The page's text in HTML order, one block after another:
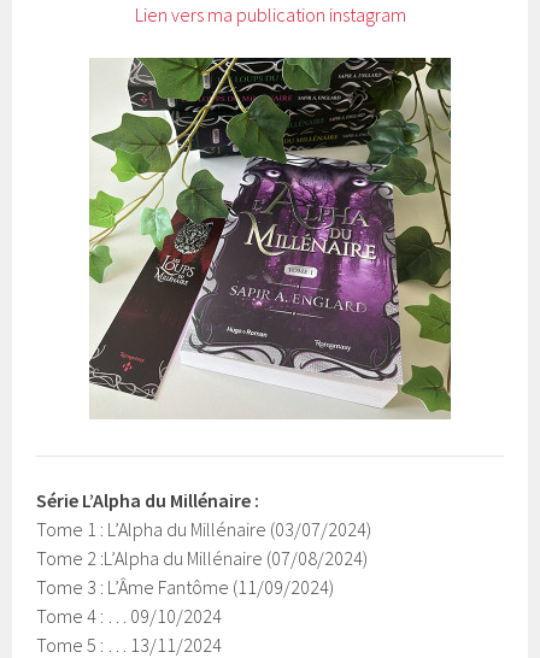
Lien vers ma publication instagram
Série L’Alpha du Millénaire :
Tome 1 : L’Alpha du Millénaire (03/07/2024)
Tome 2 :L’Alpha du Millénaire (07/08/2024)
Tome 3 : L’Âme Fantôme (11/09/2024)
Tome 4 : … 09/10/2024
Tome 5 : … 13/11/2024